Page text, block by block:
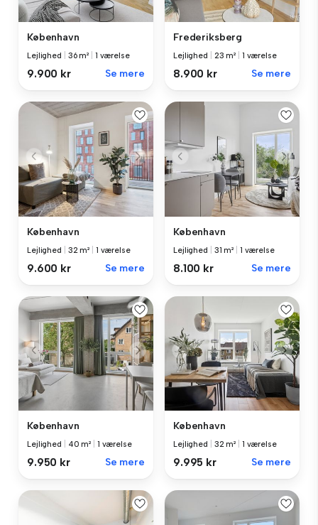
København
Lejlighed 36 m² 1 værelse
9.900 kr Se mere
Frederiksberg
Lejlighed 23 m² 1 værelse
8.900 kr Se mere
København
Lejlighed 32 m² 1 værelse
9.600 kr Se mere
København
Lejlighed 31 m² 1 værelse
8.100 kr Se mere
København
Lejlighed 40 m² 1 værelse
9.950 kr Se mere
København
Lejlighed 32 m² 1 værelse
9.995 kr Se mere